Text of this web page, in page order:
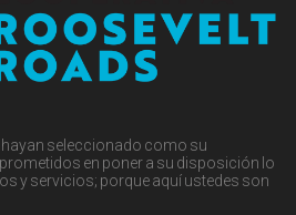
hayan seleccionado como su
en poner a su disposición lo
y servicios; porque aquí ustedes son